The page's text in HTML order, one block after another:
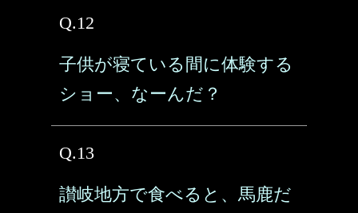
Q.12
子供が寝ている間に体験する
ショー、なーんだ？
Q.13
讃岐地方で食べると、馬鹿だ